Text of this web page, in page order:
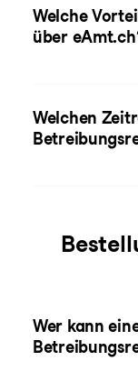
Welche
über
Welchen
Wer kann